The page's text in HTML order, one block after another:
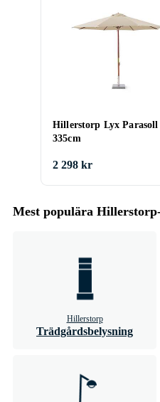
Hillerstorp Lyx Parasoll
335cm
2 298 kr
Mest populära
Hillerstorp
Trädgårdsbelysning